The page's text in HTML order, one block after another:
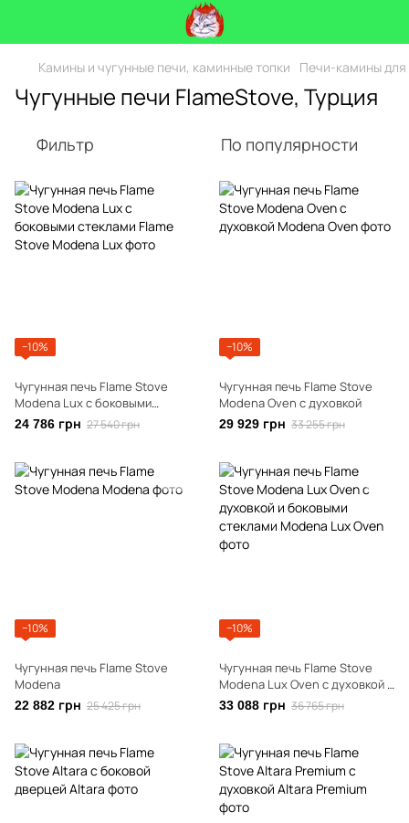
Камины и чугунные печи, каминные топки Печи-камины для
Чугунные печи FlameStove, Турция
Фильтр По популярности
−10%
Чугунная печь Flame Stove
Modena Lux c боковыми
стеклами
24 786 грн 27 540 грн
−10%
Чугунная печь Flame Stove
Modena Oven с духовкой
29 929 грн 33 255 грн
−10%
Чугунная печь Flame Stove
Modena
22 882 грн 25 425 грн
−10%
Чугунная печь Flame Stove
Modena Lux Oven с духовкой и
боковыми стеклами
33 088 грн 36 765 грн